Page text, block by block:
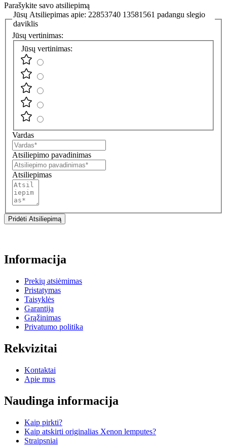
Parašykite savo atsiliepimą
Jūsų Atsiliepimas apie: 22853740 13581561 padangu slegio
daviklis
Jūsų vertinimas:
Jūsų vertinimas:
Vardas
Atsiliepimo pavadinimas
Atsiliepimas
Pridėti Atsiliepimą
Informacija
Prekių atsiėmimas
Pristatymas
Taisyklės
Garantija
Grąžinimas
Privatumo politika
Rekvizitai
Kontaktai
Apie mus
Naudinga informacija
Kaip pirkti?
Kaip atskirti originalias Xenon lemputes?
Straipsniai